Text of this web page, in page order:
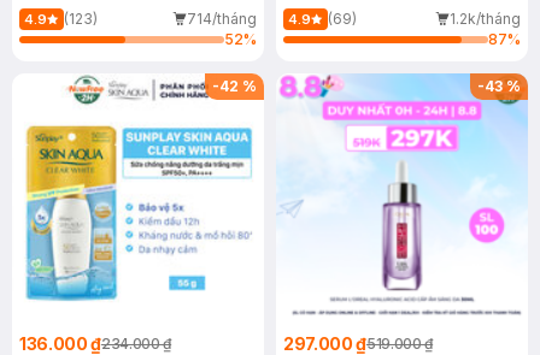
4.9 (123)
714/tháng
52%
(Mới)
4.9 (69)
1.2k/tháng
87%
-42 %
136.000 ₫234.000 ₫
-43%
297.000 ₫519.000 ₫